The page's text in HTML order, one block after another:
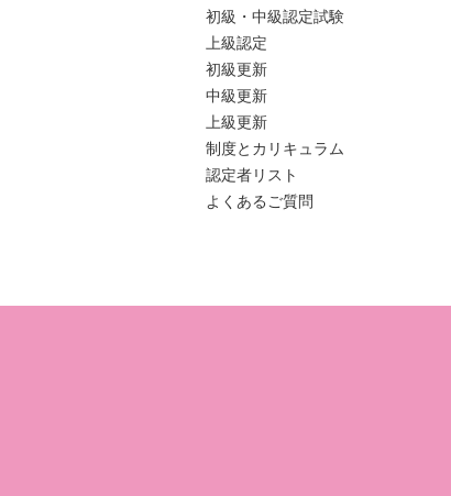
初級・中級認定試験
上級認定
初級更新
中級更新
上級更新
制度とカリキュラム
認定者リスト
よくあるご質問